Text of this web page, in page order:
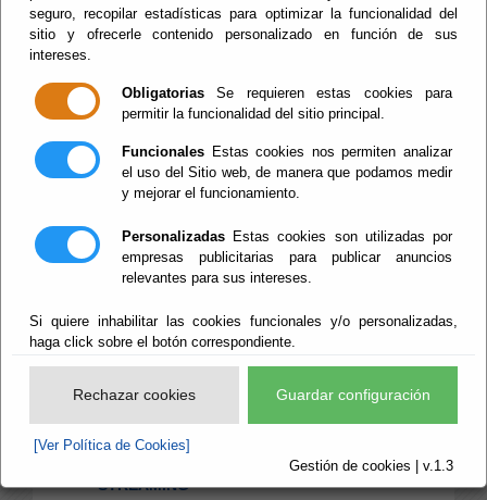
seguro, recopilar estadísticas para optimizar la funcionalidad del
sitio y ofrecerle contenido personalizado en función de sus
intereses.
Obligatorias Se requieren estas cookies para
permitir la funcionalidad del sitio principal.
Funcionales Estas cookies nos permiten analizar
el uso del Sitio web, de manera que podamos medir
y mejorar el funcionamiento.
Personalizadas Estas cookies son utilizadas por
empresas publicitarias para publicar anuncios
relevantes para sus intereses.
Si quiere inhabilitar las cookies funcionales y/o personalizadas,
haga click sobre el botón correspondiente.
Rechazar cookies Guardar configuración
[Ver Política de Cookies]
Gestión de cookies | v.1.3
Inicio - Servicios RPC
Provincial
Información sobre las Identidades Digitales
Acordadas en la Red Provincial
Certificados AP
Información del Servicio de Gestión de
Certificados AP (empleado público, sello
Dipal-Box
CMSdipPro
Gestor de Contenidos Web CMSdipPro
STREAMING